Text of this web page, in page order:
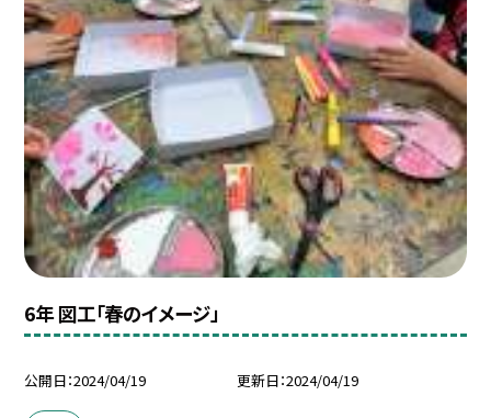
6年 図工「春のイメージ」
公開日 2024/04/19 更新日 2024/04/19